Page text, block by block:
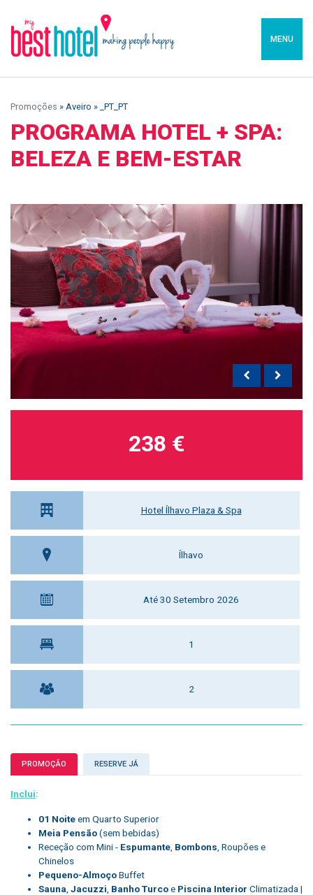
MENU
Promoções » Aveiro » _PT_PT
PROGRAMA HOTEL + SPA:
BELEZA E BEM-ESTAR
Hotel Ílhavo Plaza & Spa
Ílhavo
Até 30 Setembro 2026
1
2
238 €
PROMOÇÃO RESERVE JÁ
Inclui:
01 Noiteem Quarto Superior
Meia Pensão(sem bebidas)
Receção com Mini - Espumante Bombons , Roupões e
Chinelos
Pequeno-AlmoçoBuffet
Sauna Jacuzzi Banho Turcoe Piscina Interior Climatizada |